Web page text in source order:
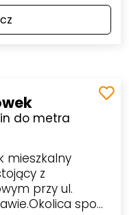
do metra
mieszkalny
z
przy ul.
spo…